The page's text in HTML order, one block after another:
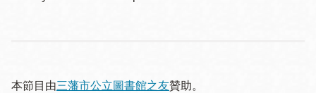
本節目由三藩市公立圖書館之友贊助。